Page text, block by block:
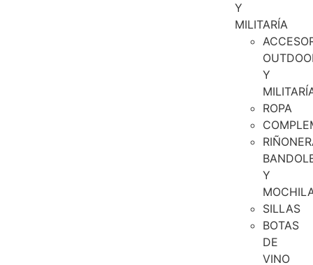
Y
MILITARÍA
Y
ROPA
Y
SILLAS
BOTAS
DE
VINO